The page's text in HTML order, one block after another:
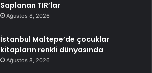
Saplanan TIR’lar
Ağustos 8, 2026
İstanbul Maltepe’de çocuklar
kitapların renkli dünyasında
Ağustos 8, 2026